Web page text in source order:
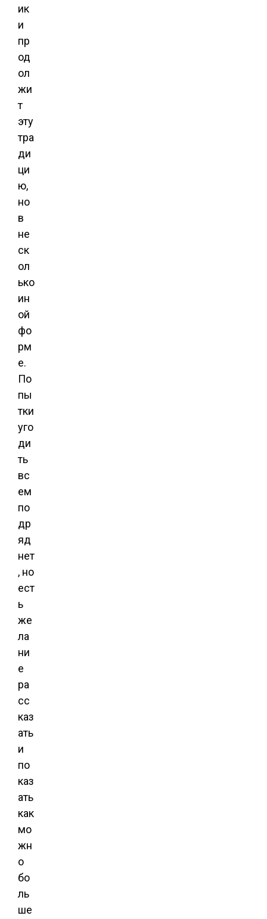
ик
и
пр
од
ол
жи
т
эту
тра
ди
ци
ю,
но
в
не
ск
ол
ько
ин
ой
фо
рм
е.
По
пы
тки
уго
ди
ть
вс
ем
по
др
яд
нет
, но
ест
ь
же
ла
ни
е
ра
сс
каз
ать
и
по
каз
ать
как
мо
жн
о
бо
ль
ше